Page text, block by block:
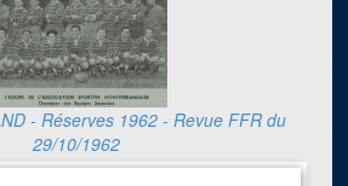
- Réserves 1962 - Revue FFR du
29/10/1962